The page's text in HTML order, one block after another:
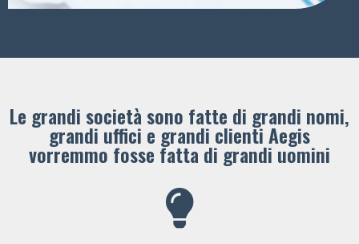
Le grandi società sono fatte di grandi nomi,
grandi uffici e grandi clienti ​Aegis
vorremmo fosse fatta di grandi uomini